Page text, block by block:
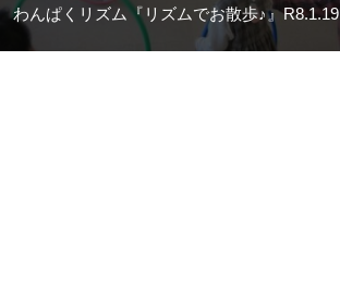
わんぱくリズム『リズムでお散歩♪』R8.1.19